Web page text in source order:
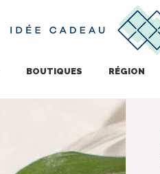
BOUTIQUES RÉGION